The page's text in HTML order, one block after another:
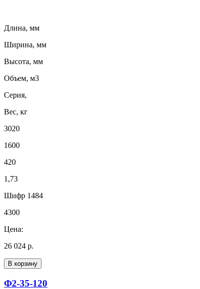
Длина, мм
Ширина, мм
Высота, мм
Объем, м3
Серия,
Вес, кг
3020
1600
420
1,73
Шифр 1484
4300
Цена:
26 024 р.
В корзину
Ф2-35-120